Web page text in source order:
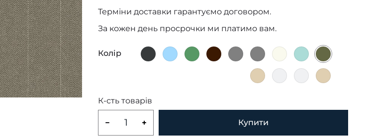
Терміни доставки гарантуємо договором.
За кожен день просрочки ми платимо вам.
Колір
К-сть товарів
Купити